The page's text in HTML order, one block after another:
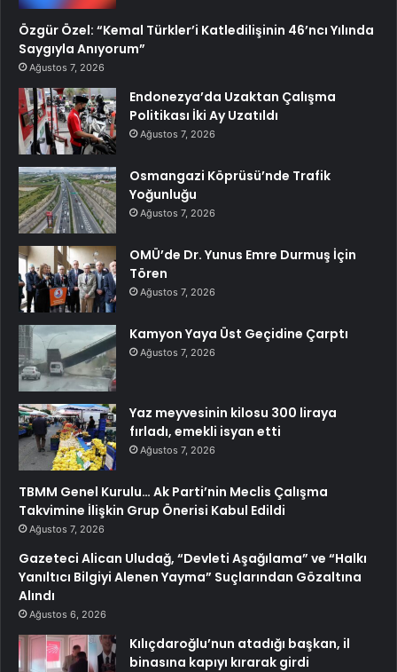
Özgür Özel: “Kemal Türkler’i Katledilişinin 46’ncı Yılında
Saygıyla Anıyorum”
Ağustos 7, 2026
Endonezya’da Uzaktan Çalışma
Politikası İki Ay Uzatıldı
Ağustos 7, 2026
Osmangazi Köprüsü’nde Trafik
Yoğunluğu
Ağustos 7, 2026
OMÜ’de Dr. Yunus Emre Durmuş İçin
Tören
Ağustos 7, 2026
Kamyon Yaya Üst Geçidine Çarptı
Ağustos 7, 2026
Yaz meyvesinin kilosu 300 liraya
fırladı, emekli isyan etti
Ağustos 7, 2026
TBMM Genel Kurulu… Ak Parti’nin Meclis Çalışma
Takvimine İlişkin Grup Önerisi Kabul Edildi
Ağustos 7, 2026
Gazeteci Alican Uludağ, “Devleti Aşağılama” ve “Halkı
Yanıltıcı Bilgiyi Alenen Yayma” Suçlarından Gözaltına
Alındı
Ağustos 6, 2026
Kılıçdaroğlu’nun atadığı başkan, il
binasına kapıyı kırarak girdi